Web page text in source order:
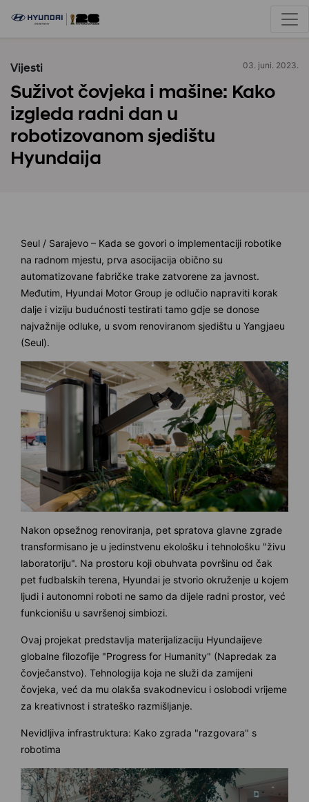
03. juni. 2023.
Vijesti
Suživot čovjeka i mašine: Kako
izgleda radni dan u
robotizovanom sjedištu
Hyundaija
Seul / Sarajevo – Kada se govori o implementaciji robotike
na radnom mjestu, prva asocijacija obično su
automatizovane fabričke trake zatvorene za javnost.
Međutim, Hyundai Motor Group je odlučio napraviti korak
dalje i viziju budućnosti testirati tamo gdje se donose
najvažnije odluke, u svom renoviranom sjedištu u Yangjaeu
(Seul).
Nakon opsežnog renoviranja, pet spratova glavne zgrade
transformisano je u jedinstvenu ekološku i tehnološku "živu
laboratoriju". Na prostoru koji obuhvata površinu od čak
pet fudbalskih terena, Hyundai je stvorio okruženje u kojem
ljudi i autonomni roboti ne samo da dijele radni prostor, već
funkcionišu u savršenoj simbiozi.
Ovaj projekat predstavlja materijalizaciju Hyundaijeve
globalne filozofije "Progress for Humanity" (Napredak za
čovječanstvo). Tehnologija koja ne služi da zamijeni
čovjeka, već da mu olakša svakodnevicu i oslobodi vrijeme
za kreativnost i strateško razmišljanje.
Nevidljiva infrastruktura: Kako zgrada "razgovara" s
robotima